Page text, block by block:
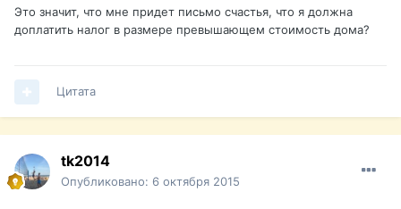
Это значит, что мне придет письмо счастья, что я должна
доплатить налог в размере превышающем стоимость дома?
Цитата
tk2014
Опубликовано: 6 октября 2015